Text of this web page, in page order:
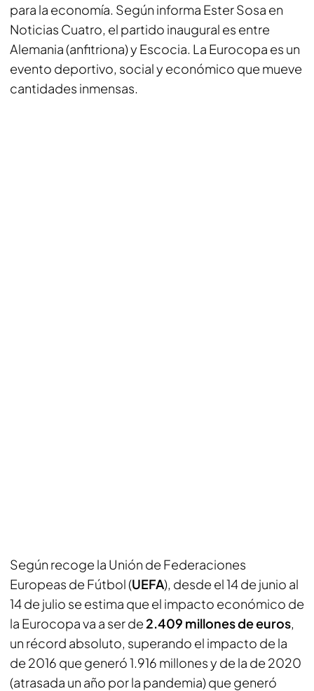
para la economía. Según informa Ester Sosa en
Noticias Cuatro, el partido inaugural es entre
Alemania (anfitriona) y Escocia. La Eurocopa es un
evento deportivo, social y económico que mueve
cantidades inmensas.
Según recoge la Unión de Federaciones
Europeas de Fútbol (UEFA), desde el 14 de junio al
14 de julio se estima que el impacto económico de
la Eurocopa va a ser de 2.409 millones de euros,
un récord absoluto, superando el impacto de la
de 2016 que generó 1.916 millones y de la de 2020
(atrasada un año por la pandemia) que generó